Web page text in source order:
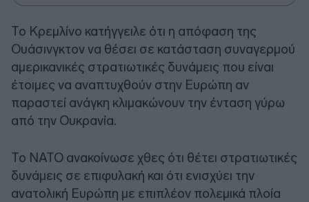
Το Κρεμλίνο κατήγγειλε ότι η απόφαση της
Ουάσινγκτον να θέσει σε κατάσταση συναγερμού
αμερικανικές στρατιωτικές δυνάμεις που είναι
έτοιμες να αναπτυχθούν στην Ευρώπη αν
παραστεί ανάγκη κλιμακώνουν την ένταση γύρω
από την Ουκρανία.
Το ΝΑΤΟ ανακοίνωσε χθες ότι θέτει στρατιωτικές
δυνάμεις σε επιφυλακή και ότι ενισχύει την
ανατολική Ευρώπη με επιπλέον πολεμικά πλοία